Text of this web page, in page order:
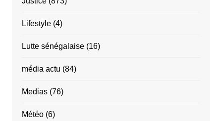
Lifestyle(4)
Lutte sénégalaise(16)
média actu (84)
Medias(76)
Météo(6)